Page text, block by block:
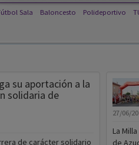
Sala Baloncesto Polideportivo
su aportación a la
solidaria de
de carácter solidario
27/06/
La
de